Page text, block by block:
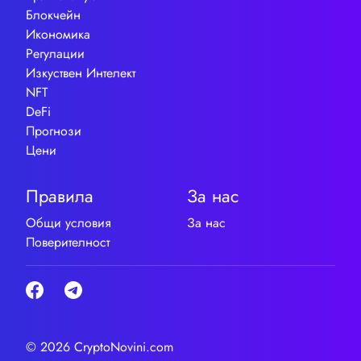
Блокчейн
Икономика
Регулации
Изкуствен Интелект
NFT
DeFi
Прогнози
Цени
Правила
Общи условия
Поверителност
За нас
За нас
© 2026 CryptoNovini.com